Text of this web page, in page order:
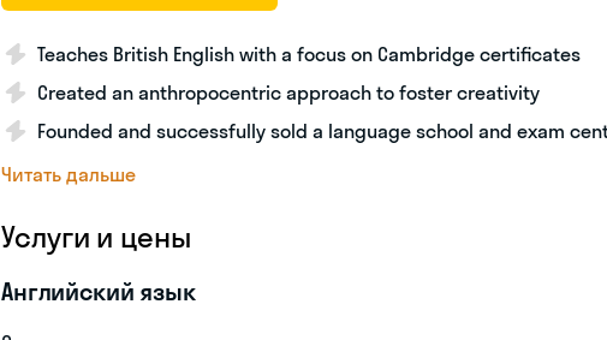
Teaches British English with a focus on Cambridge certificates
Created an anthropocentric approach to foster creativity
Founded and successfully sold a language school and exam
Читать дальше
Услуги и цены
Английский язык